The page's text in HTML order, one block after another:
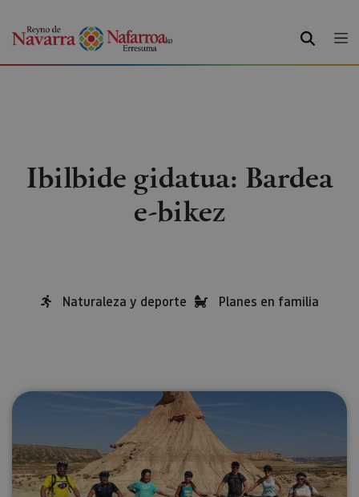
BILATU
Ibilbide gidatua: Bardea
e-bikez
Naturaleza y deporte Planes en familia